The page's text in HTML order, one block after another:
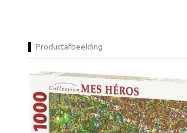
Productafbeelding